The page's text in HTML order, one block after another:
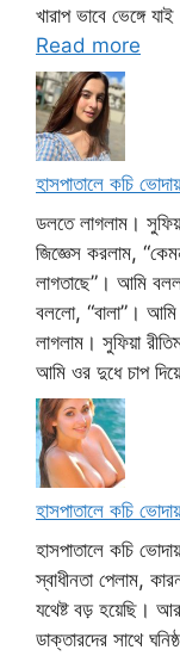
খারাপ ভাবে ভেঙ্গে
Read more
হাসপাতালে কচি ভোদায়
ডলতে লাগলাম।
জিজ্ঞেস করলাম,
লাগতাছে”। আমি
বললো, “বালা”।
লাগলাম। সুফিয়া
আমি ওর দুধে চাপ
হাসপাতালে কচি ভোদায়
হাসপাতালে কচি
স্বাধীনতা পেলাম,
যথেষ্ট বড় হয়েছি। আর
ডাক্তারদের সাথে